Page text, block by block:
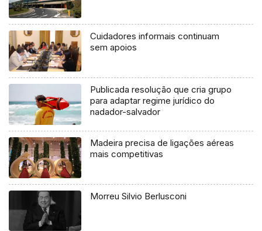
Cuidadores informais continuam
sem apoios
Publicada resolução que cria grupo
para adaptar regime jurídico do
nadador-salvador
Madeira precisa de ligações aéreas
mais competitivas
Morreu Silvio Berlusconi